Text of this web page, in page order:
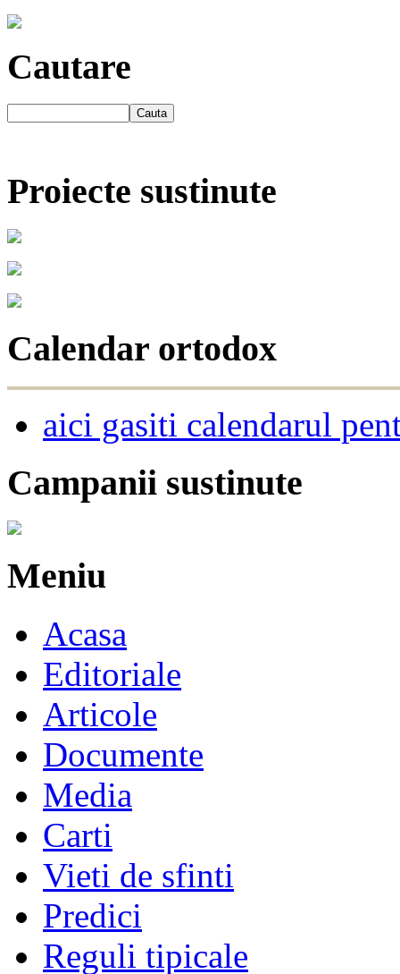
Cautare
Proiecte sustinute
Calendar ortodox
aici gasiti calendarul
Campanii sustinute
Meniu
Acasa
Editoriale
Articole
Documente
Media
Carti
Vieti de sfinti
Predici
Reguli tipicale